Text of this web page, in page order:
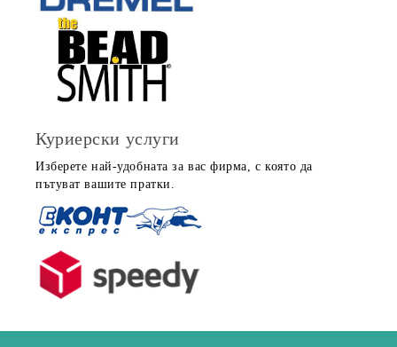
Куриерски услуги
Изберете най-удобната за вас фирма, с която да
пътуват вашите пратки.